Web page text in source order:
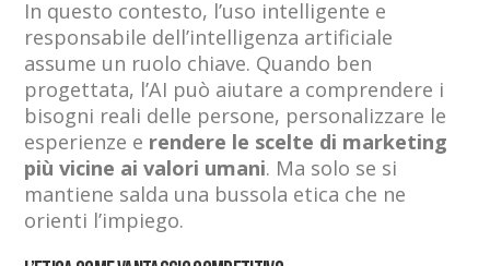
In questo contesto, l’uso intelligente e
responsabile dell’intelligenza artificiale
assume un ruolo chiave. Quando ben
progettata, l’AI può aiutare a comprendere i
bisogni reali delle persone, personalizzare le
esperienze e rendere le scelte di marketing
più vicine ai valori umani. Ma solo se si
mantiene salda una bussola etica che ne
orienti l’impiego.